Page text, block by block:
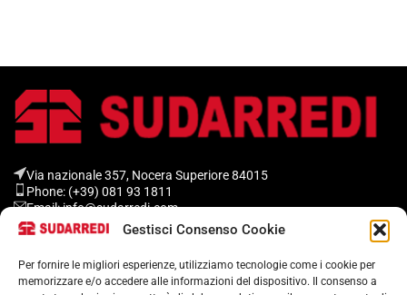
Gestisci Consenso Cookie
Per fornire le migliori esperienze, utilizziamo tecnologie come i cookie per
memorizzare e/o accedere alle informazioni del dispositivo. Il consenso a
Via nazionale 357, Nocera Superiore 84015​
Phone: (+39) 081 93 1811
Email: info@sudarredi.com
SCUOLA
UFFICIO